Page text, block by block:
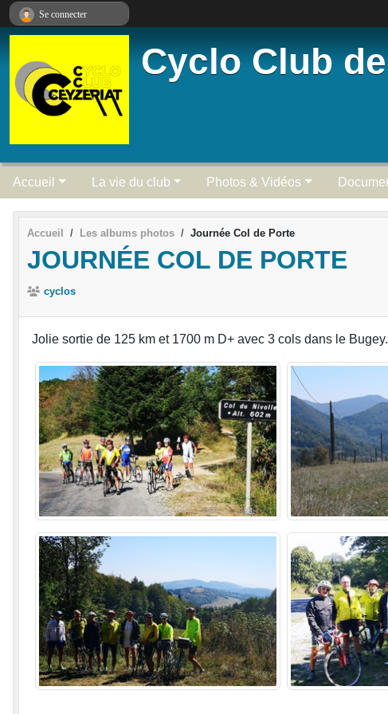
Cyclo Club
Accueil La vie du club Photos & Vidéos
Accueil Les albums photos Journée Col de Porte
JOURNÉE COL DE PORTE
cyclos
Jolie sortie de 125 km et 1700 m D+ avec 3 cols dans le Bugey.
Se connecter
Panneau de gestion des cookies